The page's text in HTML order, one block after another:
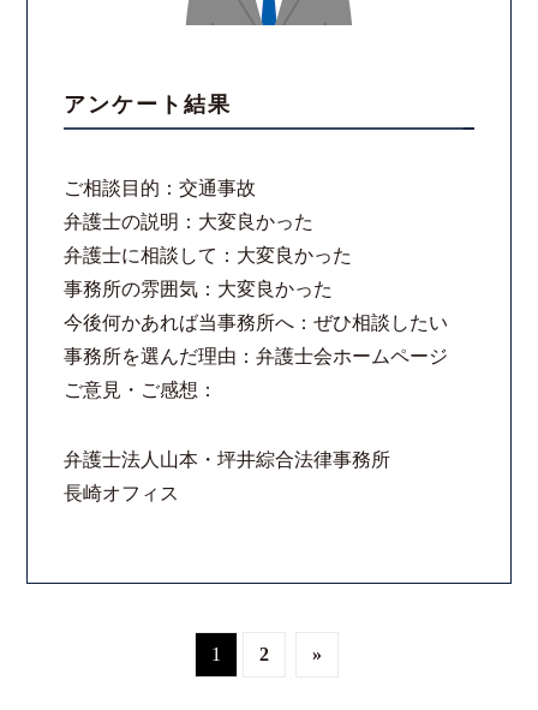
アンケート結果
ご相談目的：交通事故
弁護士の説明：大変良かった
弁護士に相談して：大変良かった
事務所の雰囲気：大変良かった
今後何かあれば当事務所へ：ぜひ相談したい
事務所を選んだ理由：弁護士会ホームページ
ご意見・ご感想：
弁護士法人山本・坪井綜合法律事務所
長崎オフィス
1 2 »